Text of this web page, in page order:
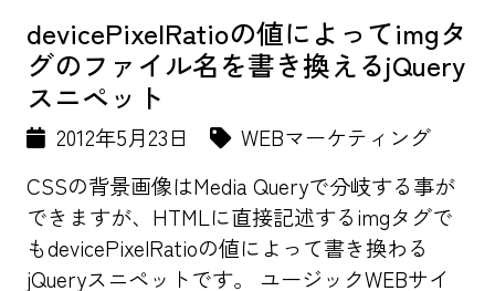
devicePixelRatioの値によってimgタ
グのファイル名を書き換えるjQuery
スニペット
2012年5月23日
WEBマーケティング
CSSの背景画像はMedia Queryで分岐する事が
できますが、HTMLに直接記述するimgタグで
もdevicePixelRatioの値によって書き換わる
jQueryスニペットです。 ユージックWEBサイ